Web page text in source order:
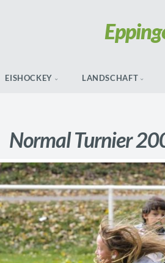
EISHOCKEY LANDSCHAFT
Normal Turnier